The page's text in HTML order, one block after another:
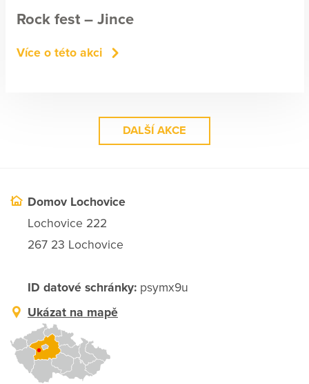
Rock fest – Jince
Více o této akci
DALŠÍ AKCE
Domov Lochovice
Lochovice 222
267 23 Lochovice
ID datové schránky: psymx9u
Ukázat na mapě